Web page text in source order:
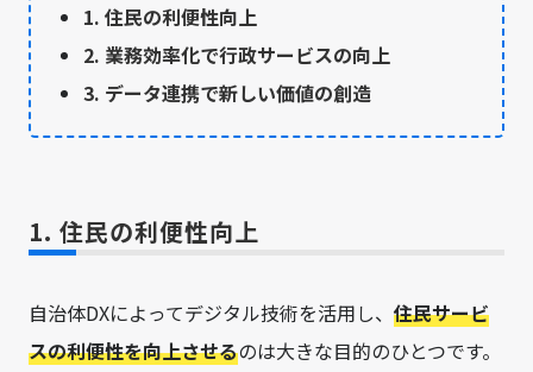
1. 住民の利便性向上
2. 業務効率化で行政サービスの向上
3. データ連携で新しい価値の創造
1. 住民の利便性向上
自治体DXによってデジタル技術を活用し、 住民サービ
スの利便性を向上させるのは大きな目的のひとつです。